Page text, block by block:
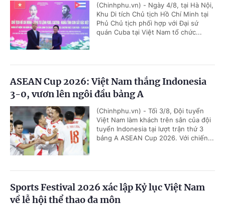
(Chinhphu.vn) - Ngày 4/8, tại Hà Nội,
Khu Di tích Chủ tịch Hồ Chí Minh tại
Phủ Chủ tịch phối hợp với Đại sứ
quán Cuba tại Việt Nam tổ chức...
ASEAN Cup 2026: Việt Nam thắng Indonesia
3-0, vươn lên ngôi đầu bảng A
(Chinhphu.vn) - Tối 3/8, Đội tuyển
Việt Nam làm khách trên sân của đội
tuyển Indonesia tại lượt trận thứ 3
bảng A ASEAN Cup 2026. Với chiến...
Sports Festival 2026 xác lập Kỷ lục Việt Nam
về lễ hội thể thao đa môn